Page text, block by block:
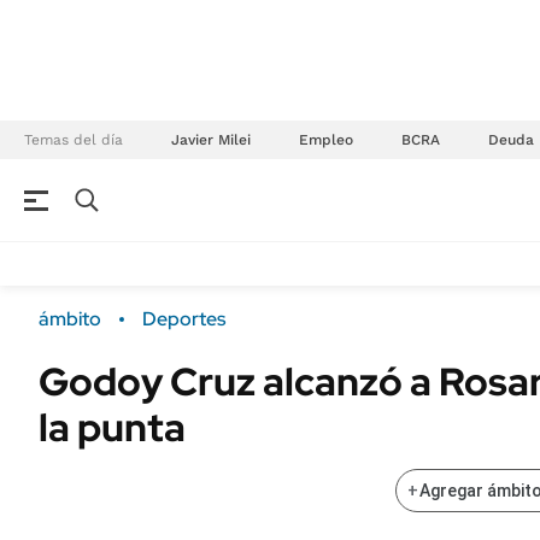
Temas del día Javier Milei Empleo BCRA Deuda
Campo
FINANZAS
Sustentabilidad
POLÍTICA
ámbito Deportes
Godoy Cruz alcanzó a
la punta
+Agregar